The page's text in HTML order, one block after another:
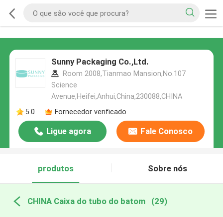
Sunny Packaging Co.,Ltd.
Room 2008,Tianmao Mansion,No.107
Science
Avenue,Heifei,Anhui,China,230088,CHINA
5.0
Fornecedor verificado
Ligue agora Fale Conosco
produtos Sobre nós
CHINA Caixa do tubo do batom (29)